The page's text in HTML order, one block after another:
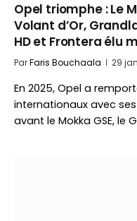
Opel triomphe : Le
Volant d’Or,
HD et Frontera élu
ParFaris Bouchaala 29
En 2025, Opel a
internationaux avec
avant le Mokka GSE, le